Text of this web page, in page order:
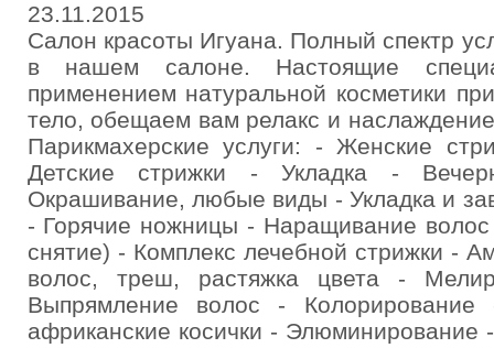
23.11.2015
Салон красоты Игуана. Полный спектр
в нашем салоне. Настоящие
применением натуральной косметики
тело, обещаем вам релакс и
Парикмахерские услуги: - Женские
Детские стрижки - Укладка -
Окрашивание, любые виды - Укладка и
- Горячие ножницы - Наращивание
снятие) - Комплекс лечебной стрижки -
волос, треш, растяжка цвета -
Выпрямление волос - Колорирование
африканские косички -